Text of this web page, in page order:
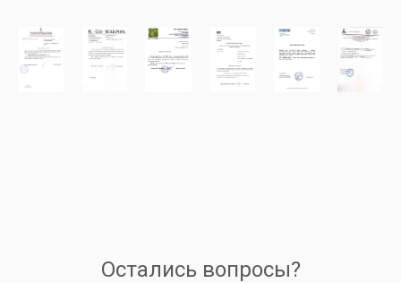
Остались вопросы?